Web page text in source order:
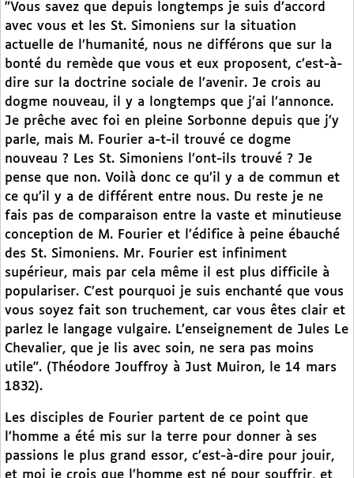
"Vous savez que depuis longtemps je suis d’accord
avec vous et les St. Simoniens sur la situation
actuelle de l’humanité, nous ne différons que sur la
bonté du remède que vous et eux proposent, c’est-à-
dire sur la doctrine sociale de l’avenir. Je crois au
dogme nouveau, il y a longtemps que j’ai l’annonce.
Je prêche avec foi en pleine Sorbonne depuis que j’y
parle, mais M. Fourier a-t-il trouvé ce dogme
nouveau ? Les St. Simoniens l’ont-ils trouvé ? Je
pense que non. Voilà donc ce qu’il y a de commun et
ce qu’il y a de différent entre nous. Du reste je ne
fais pas de comparaison entre la vaste et minutieuse
conception de M. Fourier et l’édifice à peine ébauché
des St. Simoniens. Mr. Fourier est infiniment
supérieur, mais par cela même il est plus difficile à
populariser. C’est pourquoi je suis enchanté que vous
vous soyez fait son truchement, car vous êtes clair et
parlez le langage vulgaire. L’enseignement de Jules Le
Chevalier, que je lis avec soin, ne sera pas moins
utile". (Théodore Jouffroy à Just Muiron, le 14 mars
1832).
Les disciples de Fourier partent de ce point que
l’homme a été mis sur la terre pour donner à ses
passions le plus grand essor, c’est-à-dire pour jouir,
et moi je crois que l’homme est né pour souffrir, et